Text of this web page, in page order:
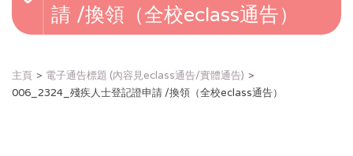
請 /換領（全校eclass通告）
主頁
電子通告標題 (內容見eclass通告/實體通告)
006_2324_殘疾人士登記證申請 /換領（全校eclass通告）